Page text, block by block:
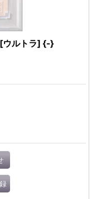
[ウルトラ] {-}